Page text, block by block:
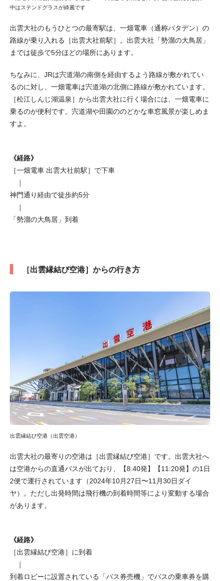
中はステンドグラスが綺麗です
出雲大社のもうひとつの最寄駅は、一畑電車（通称バタデン）の
路線が乗り入れる［出雲大社前駅］。出雲大社「勢溜の大鳥居」
までは徒歩で5分ほどの場所にあります。
ちなみに、JRは宍道湖の南側を経由するよう路線が敷かれてい
るのに対し、一畑電車は宍道湖の北側に路線が敷かれています。
［松江しんじ湖温泉］から出雲大社に行く場合には、一畑電車に
乗るのが便利です。宍道湖や田園ののどかな車窓風景が楽しめま
すよ。
《経路》
［一畑電車 出雲大社前駅］で下車
｜
神門通り経由で徒歩約5分
｜
「勢溜の大鳥居」到着
［出雲縁結び空港］からの行き方
出雲縁結び空港（出雲空港）
出雲大社の最寄りの空港は［出雲縁結び空港］です。出雲大社へ
は空港からの直通バスが出ており、【8:40発】【11:20発】の1日
2便で運行されています（2024年10月27日〜11月30日ダイ
ヤ）。ただし出発時間は飛行機の到着時間等により変動する場合
があります。
《経路》
［出雲縁結び空港］に到着
｜
到着ロビーに設置されている「バス券売機」でバスの乗車券を購